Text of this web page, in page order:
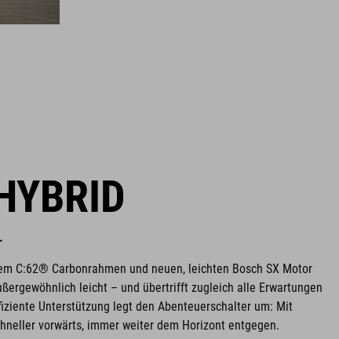
C:62® Carbonrahmen und neuen, leichten Bosch SX Motor
leicht – und übertrifft zugleich alle Erwartungen
Unterstützung legt den Abenteuerschalter um: Mit
vorwärts, immer weiter dem Horizont entgegen.